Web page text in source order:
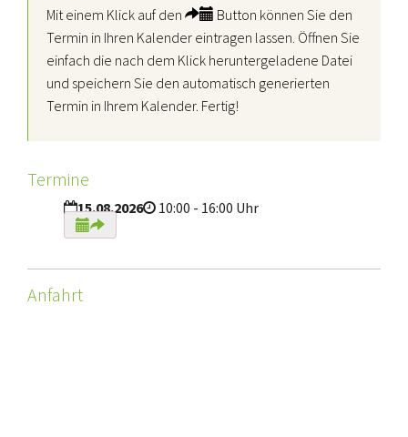
Mit einem Klick auf den
Button können Sie den
Termin in Ihren Kalender eintragen lassen. Öffnen Sie
einfach die nach dem Klick heruntergeladene Datei
und speichern Sie den automatisch generierten
Termin in Ihrem Kalender. Fertig!
Termine
15.08.2026 10:00 - 16:00 Uhr
Anfahrt